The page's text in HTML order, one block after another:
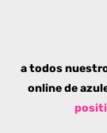
a todos
online de